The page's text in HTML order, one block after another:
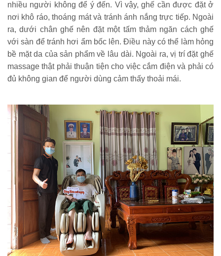
nhiều người không để ý đến. Vì vậy, ghế cần được đặt ở
nơi khô ráo, thoáng mát và tránh ánh nắng trực tiếp. Ngoài
ra, dưới chân ghế nên đặt một tấm thảm ngăn cách ghế
với sàn để tránh hơi ẩm bốc lên. Điều này có thể làm hỏng
bề mặt da của sản phẩm về lâu dài. Ngoài ra, vị trí đặt ghế
massage thật phải thuận tiện cho việc cắm điện và phải có
đủ không gian để người dùng cảm thấy thoải mái.